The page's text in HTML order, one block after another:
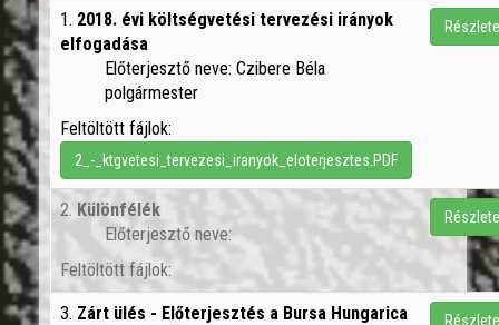
1. 2018. évi költségvetési tervezési irányok
elfogadása
Előterjesztő neve: Czibere Béla
polgármester
Feltöltött fájlok:
2_-_ktgvetesi_tervezesi_iranyok_eloterjesztes.PDF
2. Különfélék
Előterjesztő neve:
Feltöltött fájlok:
3. Zárt ülés - Előterjesztés a Bursa Hungarica